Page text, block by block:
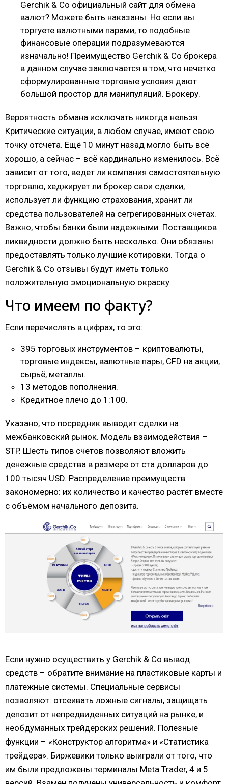
Gerchik & Co официальный сайт для обмена
валют? Можете быть наказаны. Но если вы
торгуете валютными парами, то подобные
финансовые операции подразумеваются
изначально! Преимущество Gerchik & Co брокера
в данном случае заключается в том, что нечетко
сформулированные торговые условия дают
большой простор для манипуляций. Брокеру.
Вероятность обмана исключать никогда нельзя.
Критические ситуации, в любом случае, имеют свою
точку отсчета. Ещё 10 минут назад могло быть всё
хорошо, а сейчас – всё кардинально изменилось. Всё
зависит от того, ведет ли компания самостоятельную
торговлю, хеджирует ли брокер свои сделки,
использует ли функцию страхования, хранит ли
средства пользователей на сегрегированных счетах.
Важно, чтобы банки были надежными. Поставщиков
ликвидности должно быть несколько. Они обязаны
предоставлять только лучшие котировки. Тогда о
Gerchik & Co отзывы будут иметь только
положительную эмоциональную окраску.
Что имеем по факту?
Если перечислять в цифрах, то это:
395 торговых инструментов – криптовалюты,
торговые индексы, валютные пары, CFD на акции,
сырьё, металлы.
13 методов пополнения.
Кредитное плечо до 1:100.
Указано, что посредник выводит сделки на
межбанковский рынок. Модель взаимодействия –
STP. Шесть типов счетов позволяют вложить
денежные средства в размере от ста долларов до
100 тысяч USD. Распределение преимуществ
закономерно: их количество и качество растёт вместе
с объёмом начального депозита.
Если нужно осуществить у Gerchik & Co вывод
средств – обратите внимание на пластиковые карты и
платежные системы. Специальные сервисы
позволяют: отсеивать ложные сигналы, защищать
депозит от непредвиденных ситуаций на рынке, и
необдуманных трейдерских решений. Полезные
функции – «Конструктор алгоритма» и «Статистика
трейдера». Биржевики только выиграли от того, что
им были предложены терминалы Meta Trader, 4 и 5